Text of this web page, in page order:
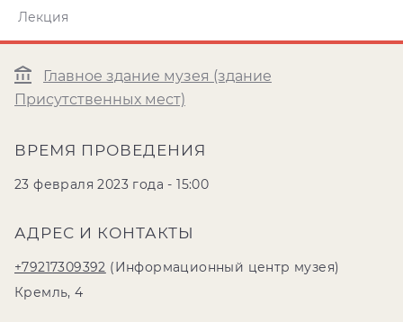
Лекция
Главное здание музея (здание
Присутственных мест)
ВРЕМЯ ПРОВЕДЕНИЯ
23 февраля 2023 года - 15:00
АДРЕС И КОНТАКТЫ
+79217309392 (Информационный центр музея)
Кремль, 4